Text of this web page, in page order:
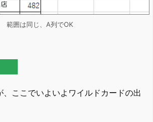
範囲は同じ、A列でOK
、ここでいよいよワイルドカードの出